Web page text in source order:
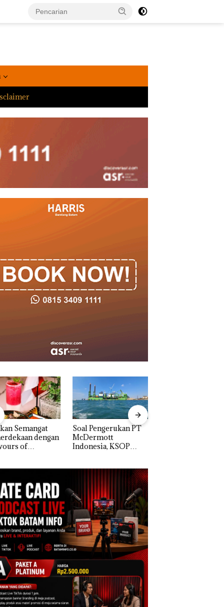
Semangat
dengan
of
‎Soal Pengerukan PT
McDermott
Indonesia, KSOP
Ada di BP Batam